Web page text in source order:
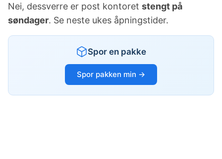
Nei, dessverre er post kontoret stengt på
søndager. Se neste ukes åpningstider.
Spor en pakke
Spor pakken min →